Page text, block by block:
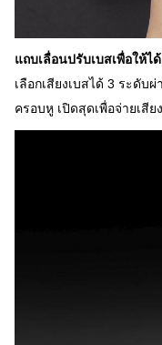
แถบเลื่อนปรับเบสเพื่อให้
เลือกเสียงเบสได้ 3 ระดับ
ครอบหู เปิดสุดเพื่อจ่ายเสี